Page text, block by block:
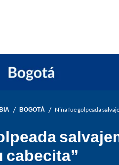
/ BOGOTÁ / Niña fue golpeada
cabecita”